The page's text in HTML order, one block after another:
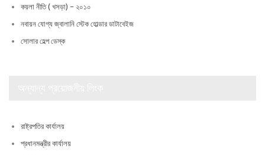
কয়লা নীতি ( খসড়া) – ২০১০
নবায়ন যোগ্য জ্বালানি স্টেক হোল্ডার ডাটাবেইজ
সোলার হেল্প ডেস্ক
রাষ্ট্রপতির কার্যালয়
প্রধানমন্ত্রীর কার্যালয়